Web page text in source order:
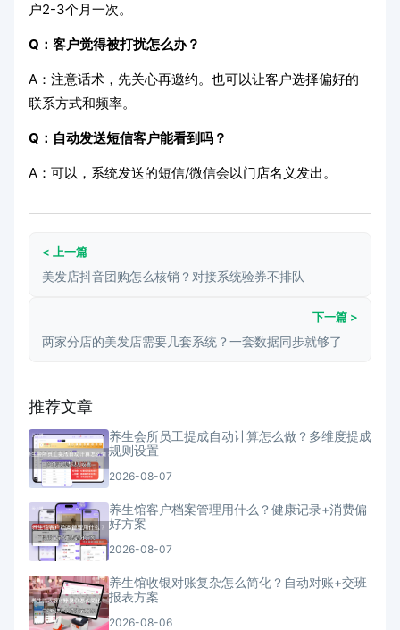
户2-3个月一次。
Q：客户觉得被打扰怎么办？
A：注意话术，先关心再邀约。也可以让客户选择偏好的
联系方式和频率。
Q：自动发送短信客户能看到吗？
A：可以，系统发送的短信/微信会以门店名义发出。
< 上一篇
美发店抖音团购怎么核销？对接系统验券不排队
下一篇 >
两家分店的美发店需要几套系统？一套数据同步就够了
推荐文章
养生会所员工提成自动计算怎么做？多维度提成
规则设置
2026-08-07
养生馆客户档案管理用什么？健康记录+消费偏
好方案
2026-08-07
养生馆收银对账复杂怎么简化？自动对账+交班
报表方案
2026-08-06